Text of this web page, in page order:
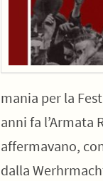
mania per la
anni fa l’Armata
affermavano,
dalla